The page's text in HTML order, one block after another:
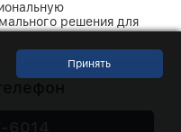
решения для